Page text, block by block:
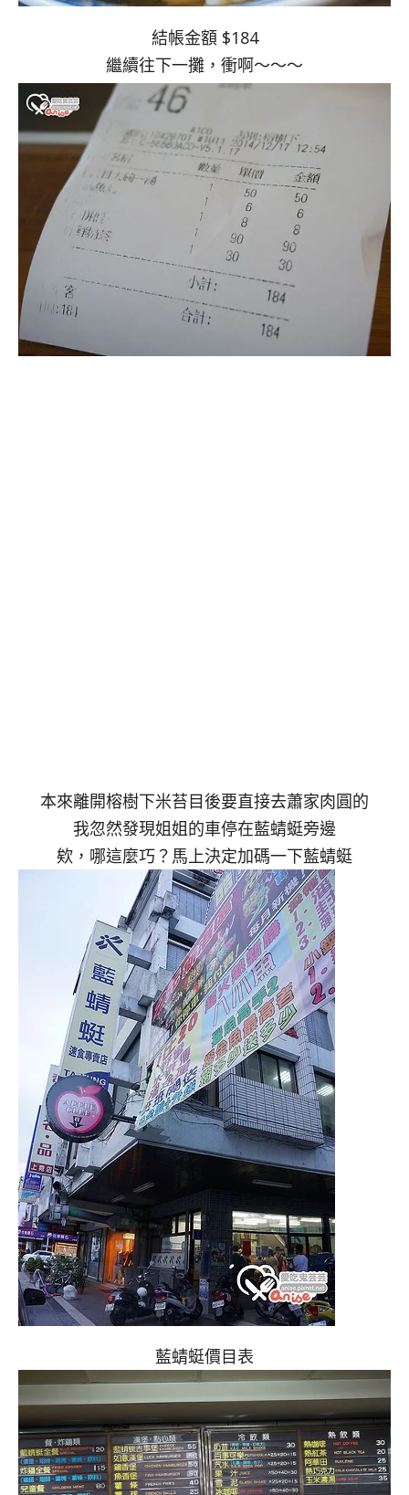
結帳金額 $184
繼續往下一攤，衝啊～～～
本來離開榕樹下米苔目後要直接去蕭家肉圓的
我忽然發現姐姐的車停在藍蜻蜓旁邊
欸，哪這麼巧？馬上決定加碼一下藍蜻蜓
藍蜻蜓價目表